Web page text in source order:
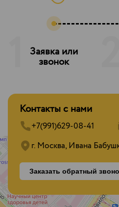
Заявка или
звонок
Контакты с нами
+7(991)629-08-41
г. Москва, Ивана
Заказать обратный